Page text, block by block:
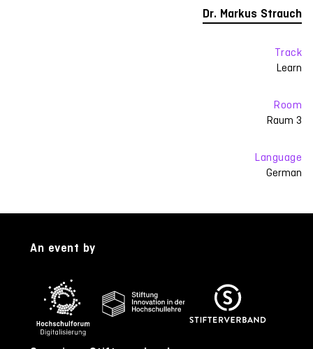
Dr. Markus Strauch
Track
Learn
Room
Raum 3
Language
German
An event by